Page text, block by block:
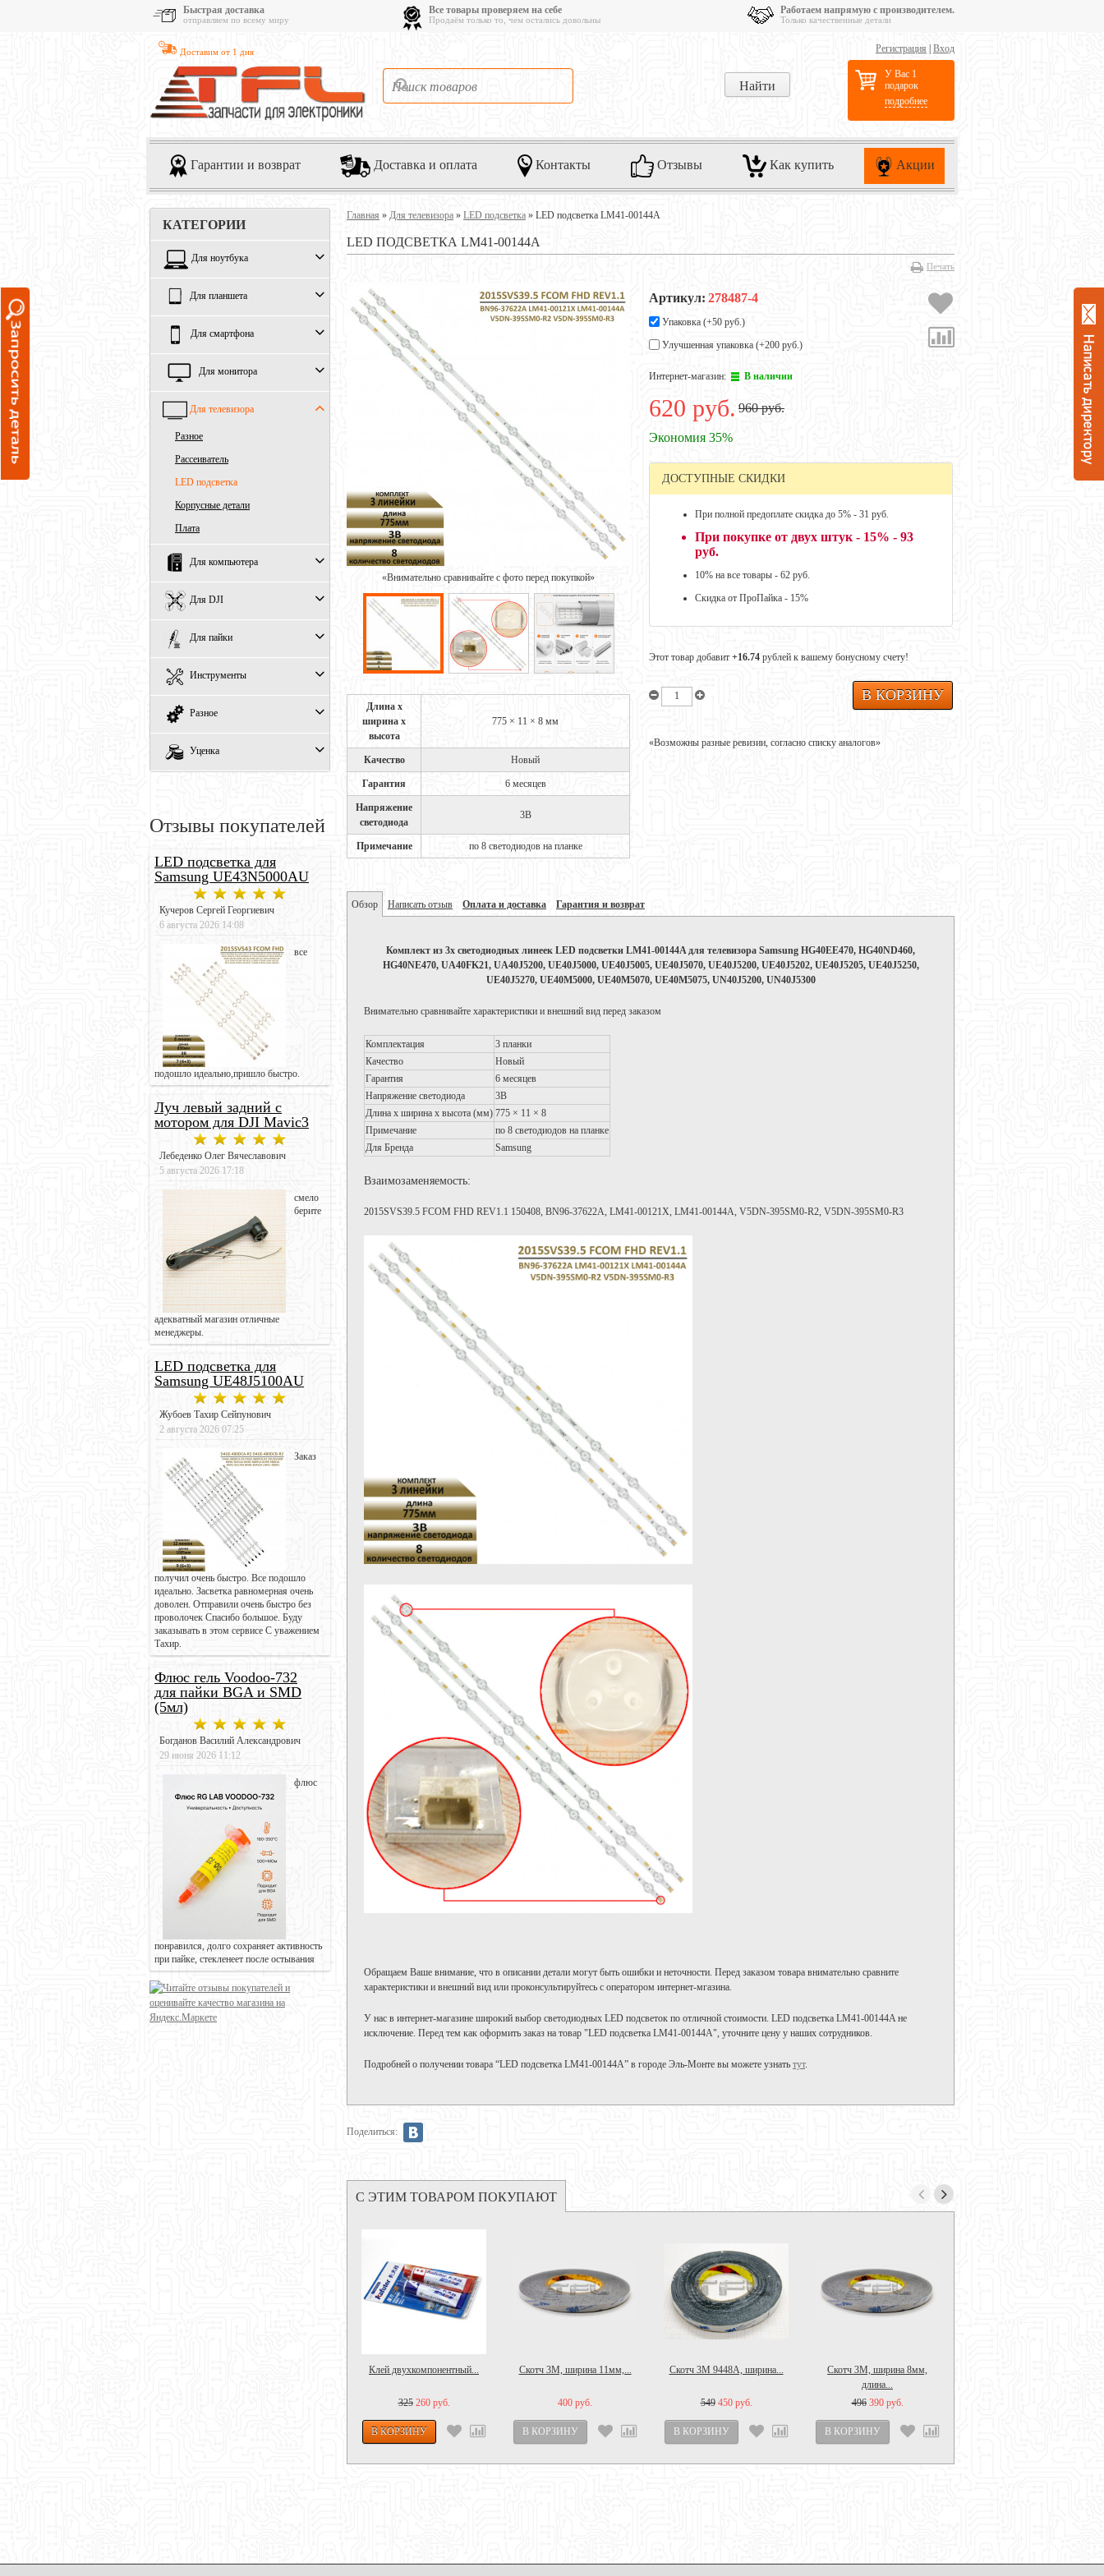
Быстрая доставка
отправляем по всему миру
Все товары проверяем на себе
Продаём только то, чем остались довольны
Работаем напрямую с производителем.
Только качественные детали
Доставим от 1 дня Регистрация Вход
У Вас 1
подарок
подробнее
Гарантии и возврат Доставка и оплата Контакты Отзывы Как купить Акции
КАТЕГОРИИ
Для ноутбука
Для планшета
Для смартфона
Для монитора
Для телевизора
Разное
Рассеиватель
LED подсветка
Корпусные детали
Плата
Для компьютера
Для DJI
Для пайки
Инструменты
Разное
Уценка
Отзывы покупателей
LED подсветка для
Samsung UE43N5000AU
Кучеров Сергей Георгиевич
6 августа 2026 14:08
все
подошло идеально,пришло быстро.
Луч левый задний с
мотором для DJI Mavic3
Лебеденко Олег Вячеславович
5 августа 2026 17:18
смело
берите
адекватный магазин отличные
менеджеры.
LED подсветка для
Samsung UE48J5100AU
Жубоев Тахир Сейпунович
2 августа 2026 07:25
Заказ
получил очень быстро. Все подошло
идеально. Засветка равномерная очень
доволен. Отправили очень быстро без
проволочек Спасибо большое. Буду
заказывать в этом сервисе С уважением
Тахир.
Флюс гель Voodoo-732
для пайки BGA и SMD
(5мл)
Богданов Василий Александрович
29 июня 2026 11:12
флюс
понравился, долго сохраняет активность
при пайке, стекленеет после остывания
Главная » Для телевизора » LED подсветка » LED подсветка LM41-00144A
LED ПОДСВЕТКА LM41-00144A
Печать
«Внимательно сравнивайте с фото перед покупкой»
Длина х
ширина х
высота
775 × 11 × 8 мм
Качество Новый
Гарантия 6 месяцев
Напряжение
светодиода
3В
Примечание по 8 светодиодов на планке
Артикул: 278487-4
Упаковка (+50 руб.)
Улучшенная упаковка (+200 руб.)
Интернет-магазин: В наличии
620 руб. 960 руб.
Экономия 35%
ДОСТУПНЫЕ СКИДКИ
При полной предоплате скидка до 5% - 31 руб.
При покупке от двух штук - 15% - 93
руб.
10% на все товары - 62 руб.
Скидка от ПроПайка - 15%
Этот товар добавит +16.74 рублей к вашему бонусному счету!
«Возможны разные ревизии, согласно списку аналогов»
Обзор Написать отзыв Оплата и доставка Гарантия и возврат
Комплект из 3х светодиодных линеек LED подсветки LM41-00144A для телевизора Samsung HG40EE470, HG40ND460,
HG40NE470, UA40FK21, UA40J5200, UE40J5000, UE40J5005, UE40J5070, UE40J5200, UE40J5202, UE40J5205, UE40J5250,
UE40J5270, UE40M5000, UE40M5070, UE40M5075, UN40J5200, UN40J5300
Внимательно сравнивайте характеристики и внешний вид перед заказом
Комплектация
3 планки
Качество
Новый
Гарантия
6 месяцев
Напряжение светодиода
3В
Длина х ширина х высота (мм) 775 × 11 × 8
Примечание
по 8 светодиодов на планке
Для Бренда
Samsung
Взаимозаменяемость:
2015SVS39.5 FCOM FHD REV1.1 150408, BN96-37622A, LM41-00121X, LM41-00144A, V5DN-395SM0-R2, V5DN-395SM0-R3
Обращаем Ваше внимание, что в описании детали могут быть ошибки и неточности. Перед заказом товара внимательно сравните
характеристики и внешний вид или проконсультируйтесь с оператором интернет-мгазина.
У нас в интернет-магазине широкий выбор светодиодных LED подсветок по отличной стоимости. LED подсветка LM41-00144A не
исключение. Перед тем как оформить заказ на товар "LED подсветка LM41-00144A", уточните цену у наших сотрудников.
Подробней о получении товара “LED подсветка LM41-00144A” в городе Эль-Монте вы можете узнать тут.
Поделиться:
С ЭТИМ ТОВАРОМ ПОКУПАЮТ
Клей двухкомпонентный...
325 260 руб.
Скотч 3M, ширина 11мм,...
400 руб.
Скотч 3M 9448A, ширина...
549 450 руб.
Скотч 3M, ширина 8мм,
длина...
496 390 руб.